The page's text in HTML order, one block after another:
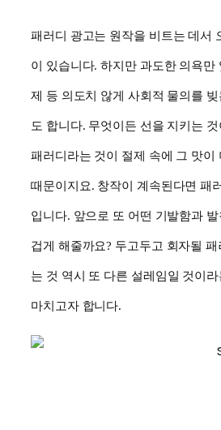
패러디 광고는 원작을 비트는 데서
이 있습니다. 하지만 과도한 의욕만
제 등 의도치 않게 사회적 물의를 빚
도 합니다. 무엇이든 선을 지키는
패러디라는 것이 절제 속에 그 맛이
때문이지요. 창작이 계속된다면 패
입니다. 앞으로 또 어떤 기발함과
겁게 해줄까요? 두고두고 회자될 패
는 것 역시 또 다른 설레임일 것이
마치고자 합니다.